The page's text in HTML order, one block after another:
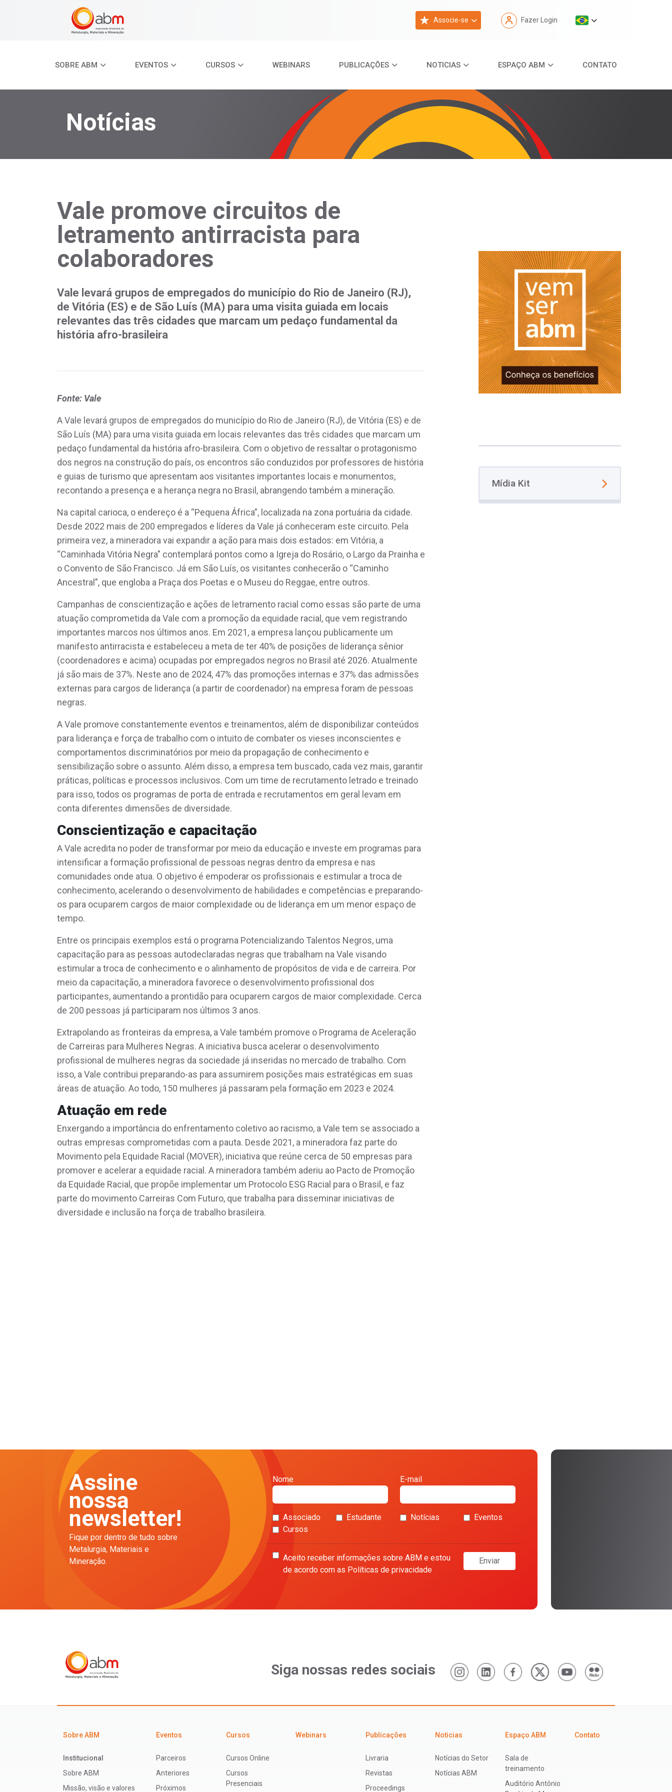
Associe-se Fazer Login
SOBRE ABM EVENTOS CURSOS WEBINARS PUBLICAÇÕES NOTICIAS ESPAÇO ABM CONTATO
Notícias
Vale promove circuitos de
letramento antirracista para
colaboradores
Vale levará grupos de empregados do município do Rio de Janeiro (RJ),
de Vitória (ES) e de São Luís (MA) para uma visita guiada em locais
relevantes das três cidades que marcam um pedaço fundamental da
história afro-brasileira
Fonte: Vale
A Vale levará grupos de empregados do município do Rio de Janeiro (RJ), de Vitória (ES) e de
São Luís (MA) para uma visita guiada em locais relevantes das três cidades que marcam um
pedaço fundamental da história afro-brasileira. Com o objetivo de ressaltar o protagonismo
dos negros na construção do país, os encontros são conduzidos por professores de história
e guias de turismo que apresentam aos visitantes importantes locais e monumentos,
recontando a presença e a herança negra no Brasil, abrangendo também a mineração.
Na capital carioca, o endereço é a “Pequena África”, localizada na zona portuária da cidade.
Desde 2022 mais de 200 empregados e líderes da Vale já conheceram este circuito. Pela
primeira vez, a mineradora vai expandir a ação para mais dois estados: em Vitória, a
“Caminhada Vitória Negra" contemplará pontos como a Igreja do Rosário, o Largo da Prainha e
o Convento de São Francisco. Já em São Luís, os visitantes conhecerão o “Caminho
Ancestral”, que engloba a Praça dos Poetas e o Museu do Reggae, entre outros.
Campanhas de conscientização e ações de letramento racial como essas são parte de uma
atuação comprometida da Vale com a promoção da equidade racial, que vem registrando
importantes marcos nos últimos anos. Em 2021, a empresa lançou publicamente um
manifesto antirracista e estabeleceu a meta de ter 40% de posições de liderança sênior
(coordenadores e acima) ocupadas por empregados negros no Brasil até 2026. Atualmente
já são mais de 37%. Neste ano de 2024, 47% das promoções internas e 37% das admissões
externas para cargos de liderança (a partir de coordenador) na empresa foram de pessoas
negras.
A Vale promove constantemente eventos e treinamentos, além de disponibilizar conteúdos
para liderança e força de trabalho com o intuito de combater os vieses inconscientes e
comportamentos discriminatórios por meio da propagação de conhecimento e
sensibilização sobre o assunto. Além disso, a empresa tem buscado, cada vez mais, garantir
práticas, políticas e processos inclusivos. Com um time de recrutamento letrado e treinado
para isso, todos os programas de porta de entrada e recrutamentos em geral levam em
conta diferentes dimensões de diversidade.
Conscientização e capacitação
A Vale acredita no poder de transformar por meio da educação e investe em programas para
intensificar a formação profissional de pessoas negras dentro da empresa e nas
comunidades onde atua. O objetivo é empoderar os profissionais e estimular a troca de
conhecimento, acelerando o desenvolvimento de habilidades e competências e preparando-
os para ocuparem cargos de maior complexidade ou de liderança em um menor espaço de
tempo.
Entre os principais exemplos está o programa Potencializando Talentos Negros, uma
capacitação para as pessoas autodeclaradas negras que trabalham na Vale visando
estimular a troca de conhecimento e o alinhamento de propósitos de vida e de carreira. Por
meio da capacitação, a mineradora favorece o desenvolvimento profissional dos
participantes, aumentando a prontidão para ocuparem cargos de maior complexidade. Cerca
de 200 pessoas já participaram nos últimos 3 anos.
Extrapolando as fronteiras da empresa, a Vale também promove o Programa de Aceleração
de Carreiras para Mulheres Negras. A iniciativa busca acelerar o desenvolvimento
profissional de mulheres negras da sociedade já inseridas no mercado de trabalho. Com
isso, a Vale contribui preparando-as para assumirem posições mais estratégicas em suas
áreas de atuação. Ao todo, 150 mulheres já passaram pela formação em 2023 e 2024.
Atuação em rede
Enxergando a importância do enfrentamento coletivo ao racismo, a Vale tem se associado a
outras empresas comprometidas com a pauta. Desde 2021, a mineradora faz parte do
Movimento pela Equidade Racial (MOVER), iniciativa que reúne cerca de 50 empresas para
promover e acelerar a equidade racial. A mineradora também aderiu ao Pacto de Promoção
da Equidade Racial, que propõe implementar um Protocolo ESG Racial para o Brasil, e faz
parte do movimento Carreiras Com Futuro, que trabalha para disseminar iniciativas de
diversidade e inclusão na força de trabalho brasileira.
Mídia Kit
Assine
nossa
newsletter!
Fique por dentro de tudo sobre
Metalurgia, Materiais e
Mineração.
Nome E-mail
Associado Estudante Notícias
Eventos
Cursos
Aceito receber informações sobre ABM e estou
de acordo com as Políticas de privacidade
Enviar
Siga nossas redes sociais
Sobre ABM
Institucional
Sobre ABM
Missão, visão e valores
Eventos
Parceiros
Anteriores
Próximos
Cursos
Cursos Online
Cursos
Presenciais
Webinars Publicações
Livraria
Revistas
Proceedings
Noticias
Notícias do Setor
Notícias ABM
Espaço ABM
Sala de
treinamento
Auditório Antônio
Contato